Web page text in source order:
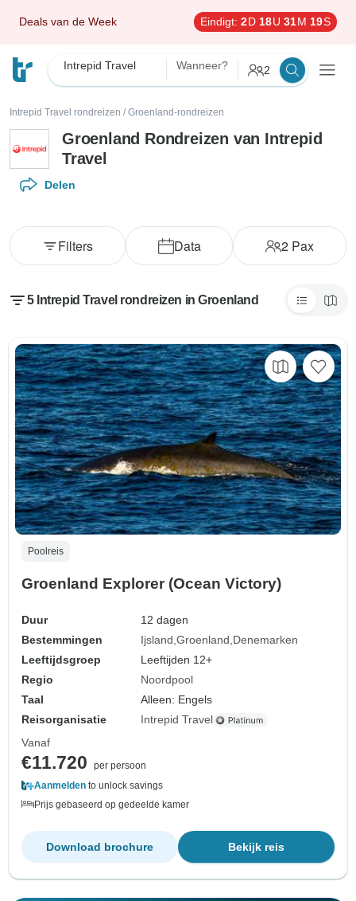
Deals van de Week Eindigt: 2D 18U 31M 18S
Intrepid Travel Wanneer? 2
Intrepid Travel rondreizen / Groenland-rondreizen
Groenland Rondreizen van Intrepid
Travel
Delen
Data 2 Pax
Filters
5 Intrepid Travel rondreizen in Groenland
Poolreis
Groenland Explorer (Ocean Victory)
Duur
12 dagen
Bestemmingen
Ijsland Groenland Denemarken
Leeftijdsgroep
Leeftijden 12+
Regio
Noordpool
Taal
Alleen: Engels
Reisorganisatie
Intrepid Travel
Vanaf
€11.720
per persoon
Aanmelden to unlock savings
Prijs gebaseerd op gedeelde kamer
Bekijk reis
Download brochure